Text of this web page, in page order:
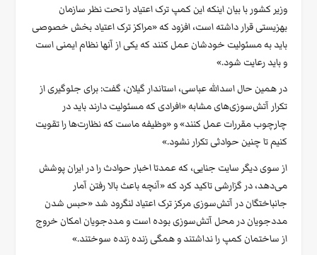
وزیر کشور با بیان اینکه این کمپ ترک اعتیاد را تحت نظر سازمان
بهزیستی قرار داشته است، افزود که «مراکز ترک اعتیاد بخش خصوصی
باید به مسئولیت خودشان عمل کنند که یکی از آنها نظام ایمنی است
و باید رعایت شود.»
در همین حال اسدالله عباسی، استاندار گیلان، گفت: برای جلوگیری از
تکرار آتش‌سوزی‌های مشابه «افرادی که مسئولیت دارند باید در
چارچوب مقررات عمل کنند» و «وظیفه ماست که نظارت‌ها را تقویت
کنیم تا چنین حوادثی تکرار نشود.»
از سوی دیگر سایت جنایی، که عمدتا اخبار حوادث را در ایران پوشش
می‌دهد، در گزارشی تاکید کرد که «آنچه باعث بالا رفتن آمار
جانباختگان در آتش‌سوزی مرکز ترک اعتیاد لنگرود شد «حبس شدن
مددجویان در محل آتش‌سوزی بوده است و مددجویان امکان خروج
از ساختمان کمپ را نداشتند و همگی زنده زنده سوختند.»